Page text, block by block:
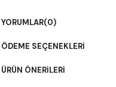
YORUMLAR(0)
ÖDEME SEÇENEKLERI
ÜRÜN ÖNERILERI